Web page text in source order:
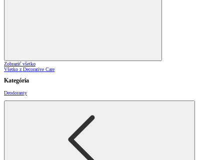
Zobraziť všetko
Všetko z Decorative Care
Kategória
Deodoranty